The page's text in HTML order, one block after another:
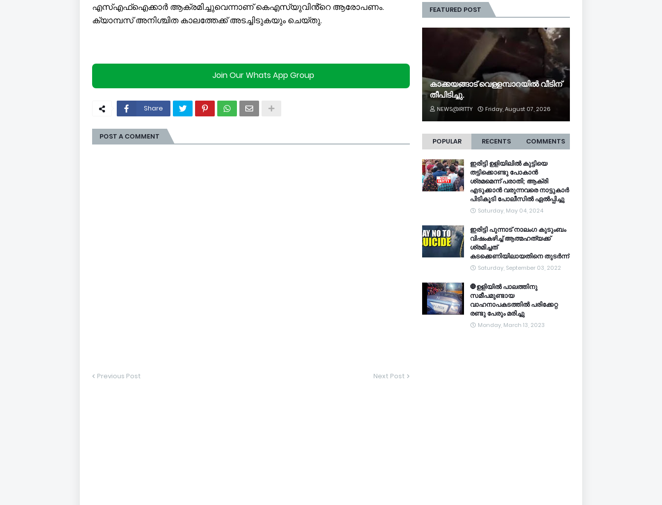
എസ്എഫ്‌ഐക്കാര്‍ ആക്രമിച്ചുവെന്നാണ് കെഎസ്‌യുവിൻ്റെ ആരോപണം.
ക്യാമ്പസ് അനിശ്ചിത കാലത്തേക്ക് അടച്ചിടുകയും ചെയ്തു.
Join Our Whats App Group
Share
POST A COMMENT
Previous Post Next Post
FEATURED POST
കാക്കയങ്ങാട് വെള്ളമ്പാറയിൽ വീടിന്
തീപിടിച്ചു.
NEWS@IRITTY Friday, August 07, 2026
POPULAR RECENTS COMMENTS
ഇരിട്ടി ഉളിയിലിൽ കുട്ടിയെ
തട്ടിക്കൊണ്ടു പോകാൻ
ശ്രമമെന്ന് പരാതി; ആക്രി
എടുക്കാൻ വരുന്നവരെ നാട്ടുകാർ
പിടികൂടി പോലീസിൽ ഏൽപ്പിച്ചു
Saturday, May 04, 2024
ഇരിട്ടി പുന്നാട് നാലംഗ കുടുംബം
വിഷംകഴിച്ച്‌ ആത്മഹത്യക്ക്
ശ്രമിച്ചത്
കടക്കെണിയിലായതിനെ തുടർന്ന്
Saturday, September 03, 2022
🛑ഉളിയിൽ പാലത്തിനു
സമീപമുണ്ടായ
വാഹനാപകടത്തിൽ പരിക്കേറ്റ
രണ്ടു പേരും മരിച്ചു
Monday, March 13, 2023